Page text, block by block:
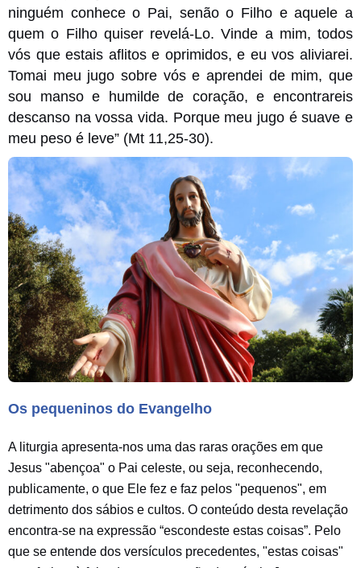
ninguém conhece o Pai, senão o Filho e aquele a
quem o Filho quiser revelá-Lo. Vinde a mim, todos
vós que estais aflitos e oprimidos, e eu vos aliviarei.
Tomai meu jugo sobre vós e aprendei de mim, que
sou manso e humilde de coração, e encontrareis
descanso na vossa vida. Porque meu jugo é suave e
meu peso é leve” (Mt 11,25-30).
Os pequeninos do Evangelho
A liturgia apresenta-nos uma das raras orações em que
Jesus "abençoa" o Pai celeste, ou seja, reconhecendo,
publicamente, o que Ele fez e faz pelos "pequenos", em
detrimento dos sábios e cultos. O conteúdo desta revelação
encontra-se na expressão “escondeste estas coisas”. Pelo
que se entende dos versículos precedentes, "estas coisas"